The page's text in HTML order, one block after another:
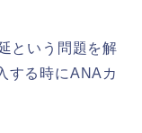
という問題を解
する時にANAカ